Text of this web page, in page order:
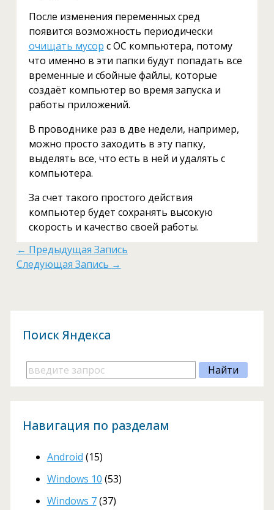
После изменения переменных сред
появится возможность периодически
очищать мусор с ОС компьютера, потому
что именно в эти папки будут попадать все
временные и сбойные файлы, которые
создаёт компьютер во время запуска и
работы приложений.
В проводнике раз в две недели, например,
можно просто заходить в эту папку,
выделять все, что есть в ней и удалять с
компьютера.
За счет такого простого действия
компьютер будет сохранять высокую
скорость и качество своей работы.
← Предыдущая Запись
Следующая Запись →
Поиск Яндекса
Навигация по разделам
Android (15)
Windows 10 (53)
Windows 7(37)